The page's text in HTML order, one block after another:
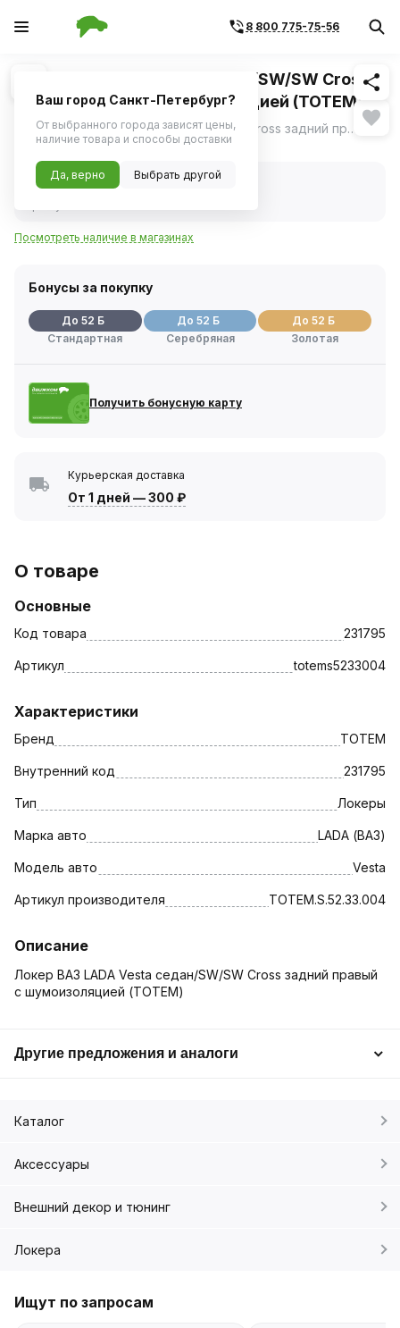
8 800 775-75-56
1/1 Похожие
Локер ВАЗ LADA Vesta седан/SW/SW Cross
задний правый с шумоизоляцией (TOTEM)
Локер ВАЗ LADA Vesta седан/SW/SW Cross задний правый с шумоизоляцией &#40;TOTEM&#41; ещё
Нет в наличии
Нет в наличии
Посмотреть наличие в магазинах
Бонусы за покупку
До 52 Б
Стандартная
До 52 Б
Серебряная
До 52 Б
Золотая
Получить бонусную карту
Курьерская доставка
От 1 дней —300 ₽
О товаре
Основные
Код товара 231795
Артикул totems5233004
Характеристики
Бренд TOTEM
Внутренний код 231795
Тип Локеры
Марка авто LADA (ВАЗ)
Модель авто Vesta
Артикул производителя TOTEM.S.52.33.004
Описание
Локер ВАЗ LADA Vesta седан/SW/SW Cross задний правый
с шумоизоляцией (TOTEM)
Другие предложения и аналоги
Каталог
Аксессуары
Внешний декор и тюнинг
Локера
Ищут по запросам
Ваш город Санкт-Петербург?
От выбранного города зависят цены,
наличие товара и способы доставки
Да, верно Выбрать другой